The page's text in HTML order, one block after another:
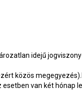
idejű
közös
van két hónap